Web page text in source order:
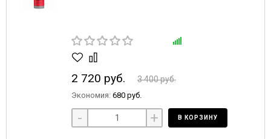
2 720 руб. 3 400 руб.
Экономия: 680 руб.
- + В КОРЗИНУ